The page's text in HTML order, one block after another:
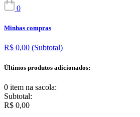
0
Minhas compras
R$ 0,00 (Subtotal)
Últimos produtos adicionados:
0 item na sacola:
Subtotal:
R$ 0,00